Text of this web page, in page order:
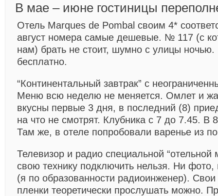
В мае – июне гостиницы
Отель Marques de Pombal своим 4*
август номера самые дешевые. № 117 (с
нам) брать не стоит, шумно с улицы
бесплатно.
“Континентальный завтрак” с
Меню всю неделю не меняется. Омлет и
вкусны первые 3 дня, в последний (8)
на что не смотрят. Клубника с 7 до 7.45. В
Там же, в отеле попробовали варенье из
Телевизор и радио специальной “отельной
свою технику подключить нельзя. Ни
(я по образованности радиоинженер). Свои
пленки теоретически прослушать можно.